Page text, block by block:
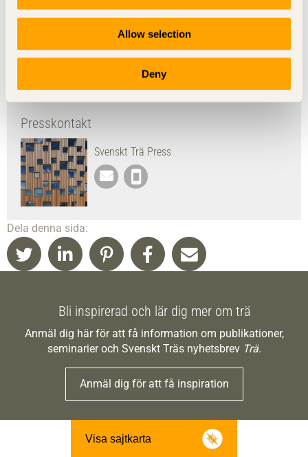
Allow selection
Deny
Sifo-undersökning från våren 2026 som utforskar hur
Presskontakt
Svenskt Trä Press
Dela denna sida:
Bli inspirerad och lär dig mer om trä
Anmäl dig här för att få information om publikationer,
seminarier och Svenskt Träs nyhetsbrev Trä.
Anmäl dig för att få inspiration
Visa sajtkarta